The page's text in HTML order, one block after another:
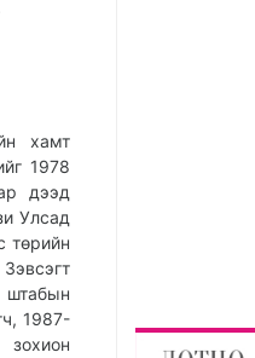
хамт
1978
дээд
Улсад
төрийн
штабын
1987-